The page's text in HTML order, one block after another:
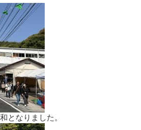
となりました。